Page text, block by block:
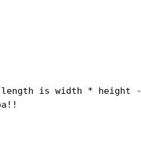
is width * height -